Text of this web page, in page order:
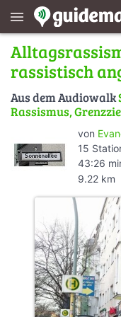
menu
rassistisch
Aus dem Audiowalk
Rassismus,
von
15
43:26
9.22 km